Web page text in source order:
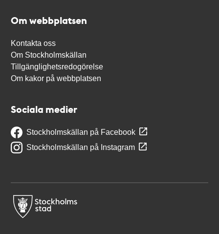
Om webbplatsen
Kontakta oss
Om Stockholmskällan
Tillgänglighetsredogörelse
Om kakor på webbplatsen
Sociala medier
Stockholmskällan på Facebook
Stockholmskällan på Instagram